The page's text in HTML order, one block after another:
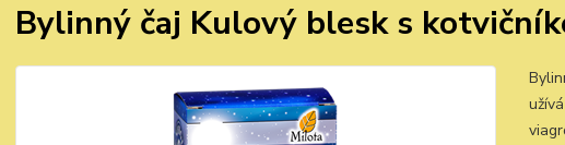
Bylinný čaj Kulový blesk s